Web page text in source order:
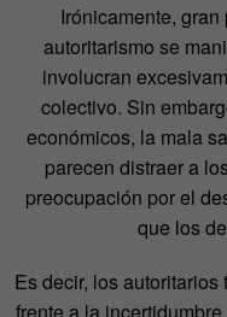
Irónicamente,
autoritarismo se
involucran
colectivo. Sin
económicos, la mala
parecen distraer a
preocupación por el
que los
Es decir, los
frente a la